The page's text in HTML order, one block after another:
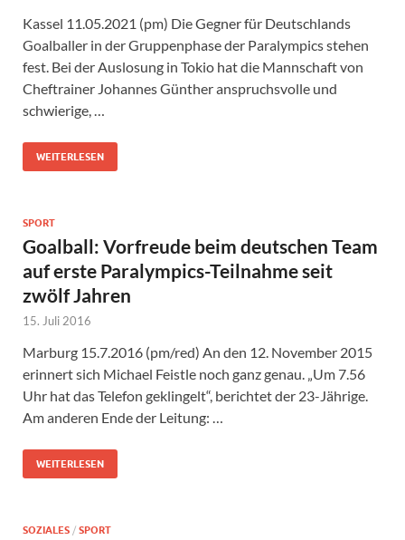
Kassel 11.05.2021 (pm) Die Gegner für Deutschlands
Goalballer in der Gruppenphase der Paralympics stehen
fest. Bei der Auslosung in Tokio hat die Mannschaft von
Cheftrainer Johannes Günther anspruchsvolle und
schwierige, …
WEITERLESEN
SPORT
Goalball: Vorfreude beim deutschen Team
auf erste Paralympics-Teilnahme seit
zwölf Jahren
15. Juli 2016
Marburg 15.7.2016 (pm/red) An den 12. November 2015
erinnert sich Michael Feistle noch ganz genau. „Um 7.56
Uhr hat das Telefon geklingelt“, berichtet der 23-Jährige.
Am anderen Ende der Leitung: …
WEITERLESEN
SOZIALES / SPORT